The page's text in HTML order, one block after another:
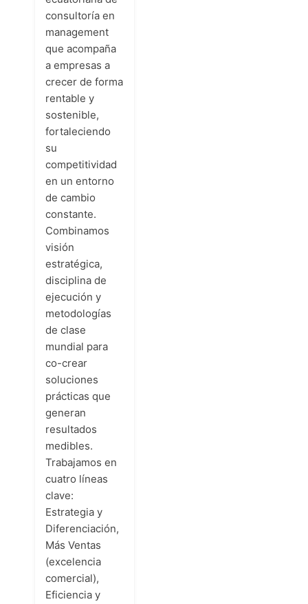
consultoría en
management
que acompaña
a empresas a
crecer de forma
rentable y
sostenible,
fortaleciendo
su
competitividad
en un entorno
de cambio
constante.
Combinamos
visión
estratégica,
disciplina de
ejecución y
metodologías
de clase
mundial para
co-crear
soluciones
prácticas que
generan
resultados
medibles.
Trabajamos en
cuatro líneas
clave:
Estrategia y
Diferenciación,
Más Ventas
(excelencia
comercial),
Eficiencia y